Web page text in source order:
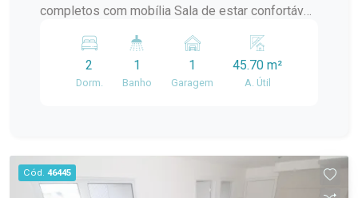
completos com mobília Sala de estar confortável
eletrodomésticos essenciais Banheiro moderno
e funcional Vaga de estacionamento privativa A
localização é excelente, próximo ao Krolow, Stok
venha morar com conforto e praticidade!
2
Dorm.
1
Banho
1
Garagem
45.70 m²
A. Útil
Cód. 46445